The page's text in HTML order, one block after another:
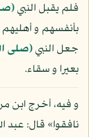
فلم يقبل النبي
بأنفسهم و
جعل النبي(صلى
بعيرا و سقاء.
و فيه، أخرج ابن
نافقوا» قال: عبد